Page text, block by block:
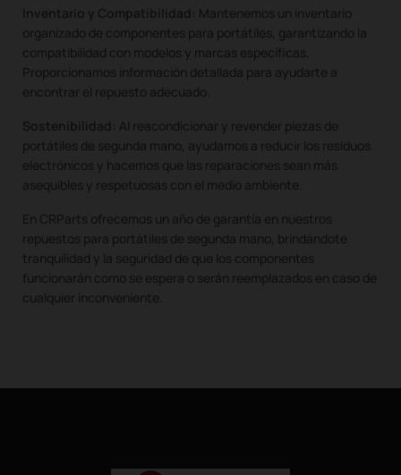
Inventario y Compatibilidad: Mantenemos un inventario
organizado de componentes para portátiles, garantizando la
compatibilidad con modelos y marcas específicas.
Proporcionamos información detallada para ayudarte a
encontrar el repuesto adecuado.
Sostenibilidad: Al reacondicionar y revender piezas de
portátiles de segunda mano, ayudamos a reducir los residuos
electrónicos y hacemos que las reparaciones sean más
asequibles y respetuosas con el medio ambiente.
En CRParts ofrecemos un año de garantía en nuestros
repuestos para portátiles de segunda mano, brindándote
tranquilidad y la seguridad de que los componentes
funcionarán como se espera o serán reemplazados en caso de
cualquier inconveniente.